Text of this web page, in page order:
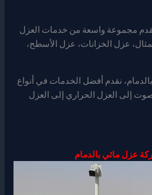
مجموعة واسعة من خدمات العزل
عزل الخزانات، عزل الأسطح،
نقدم أفضل الخدمات في أنواع
إلى العزل الحراري إلى العزل
عزل مائي بالدمام